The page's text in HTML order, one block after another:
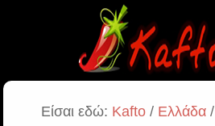
Είσαι εδώ: Kafto/ Ελλάδα/